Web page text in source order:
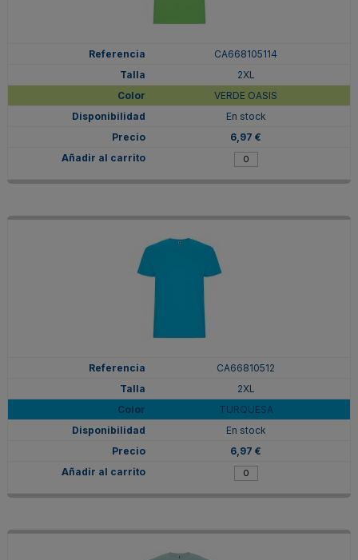
CA668105114
2XL
VERDE OASIS
En stock
6,97 €
CA66810512
2XL
TURQUESA
En stock
6,97 €